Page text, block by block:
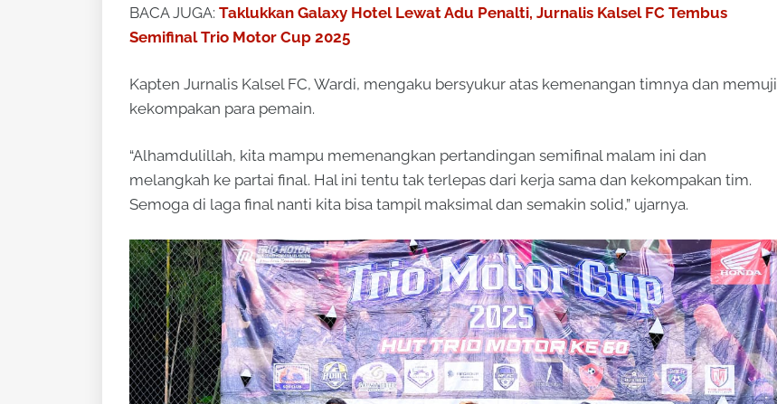
BACA JUGA: Taklukkan Galaxy Hotel Lewat Adu Penalti, Jurnalis Kalsel FC Tembus
Semifinal Trio Motor Cup 2025
Kapten Jurnalis Kalsel FC, Wardi, mengaku bersyukur atas kemenangan timnya dan memuji
kekompakan para pemain.
“Alhamdulillah, kita mampu memenangkan pertandingan semifinal malam ini dan
melangkah ke partai final. Hal ini tentu tak terlepas dari kerja sama dan kekompakan tim.
Semoga di laga final nanti kita bisa tampil maksimal dan semakin solid,” ujarnya.